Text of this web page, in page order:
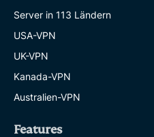
Server in 113 Ländern
USA-VPN
UK-VPN
Kanada-VPN
Australien-VPN
Features